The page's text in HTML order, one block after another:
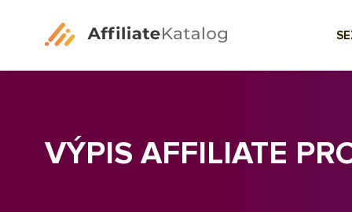
VÝPIS AFFILIATE